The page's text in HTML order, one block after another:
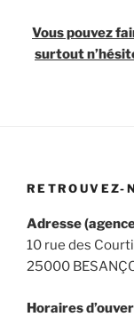
Vous pouvez
surtout
RETROUVEZ-
Adresse
10 rue des
25000
Horaires